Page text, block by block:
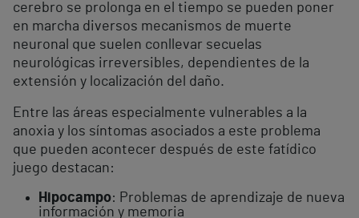
cerebro se prolonga en el tiempo se pueden poner
en marcha diversos mecanismos de muerte
neuronal que suelen conllevar secuelas
neurológicas irreversibles, dependientes de la
extensión y localización del daño.
Entre las áreas especialmente vulnerables a la
anoxia y los síntomas asociados a este problema
que pueden acontecer después de este fatídico
juego destacan:
Hipocampo: Problemas de aprendizaje de nueva
información y memoria